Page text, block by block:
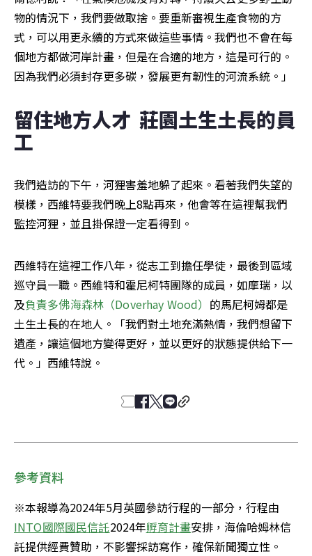
物的情況下，我們要做取捨。要重新審視生產食物的方
式，可以用更永續的方式來做這些事情。我們也不會在每
個地方都做河岸計畫，但是在合適的地方，這是可行的。
因為我們必須封存更多碳，發展更有韌性的河流系統。」
留住地方人才  莊園土生土長的員
工
我們造訪的下午，河狸害羞地躲了起來。看著我們失望的
模樣，西維特要我們晚上8點再來，他會等在這裡幫我們
監控河狸，並且掛保證一定看得到。
西維特在這裡工作八年，從志工到擔任學徒，最後到區域
巡守員一職。西維特和霍尼柯特團隊的成員，如摩瑞，以
及負責多佛海森林（Doverhay Wood） 的馬尼柯姆都是
土生土長的在地人。「我們對土地充滿熱情，我們想留下
遺產，讓這個地方變得更好，並以更好的狀態提供給下一
代。」西維特說。
參考資料
※本報導為2024年5月英國參訪行程的一部分，行程由
INTO國際國民信託2024年孵育計畫安排，海倫哈姆林信
託提供經費贊助，不影響採訪寫作，確保新聞獨立性。